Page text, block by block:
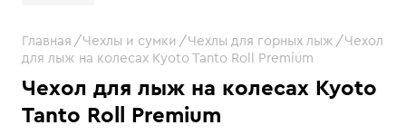
Чехол для лыж на колесах Kyoto
Tanto Roll Premium
Главная Чехлы и сумки Чехлы для горных лыж
Чехол
для лыж на колесах Kyoto Tanto Roll Premium